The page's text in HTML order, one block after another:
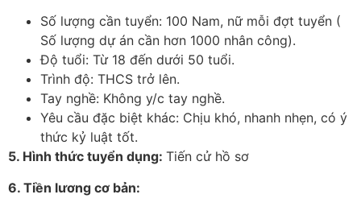
Số lượng cần tuyển: 100 Nam, nữ mỗi đợt tuyển (
Số lượng dự án cần hơn 1000 nhân công).
Độ tuổi: Từ 18 đến dưới 50 tuổi.
Trình độ: THCS trở lên.
Tay nghề: Không y/c tay nghề.
Yêu cầu đặc biệt khác: Chịu khó, nhanh nhẹn, có ý
thức kỷ luật tốt.
5. Hình thức tuyển dụng: Tiến cử hồ sơ
6. Tiền lương cơ bản: